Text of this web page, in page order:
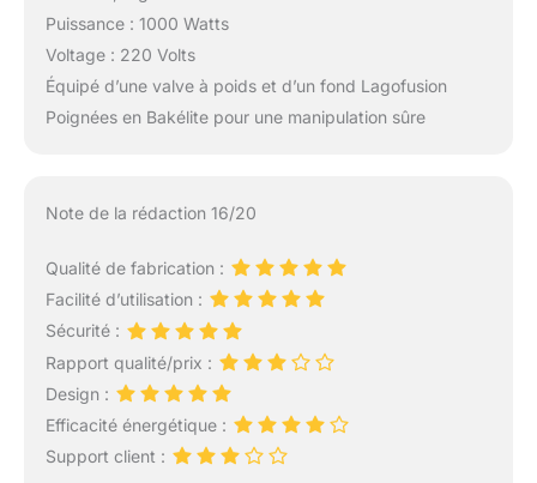
Puissance : 1000 Watts
Voltage : 220 Volts
Équipé d’une valve à poids et d’un fond Lagofusion
Poignées en Bakélite pour une manipulation sûre
Note de la rédaction 16/20
Qualité de fabrication :
Facilité d’utilisation :
Sécurité :
Rapport qualité/prix :
Design :
Efficacité énergétique :
Support client :